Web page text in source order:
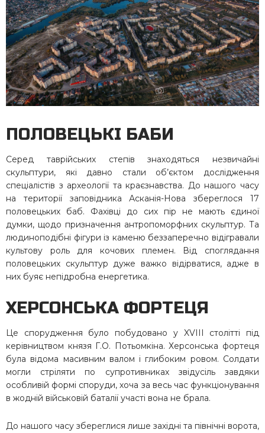
ПОЛОВЕЦЬКІ БАБИ
Серед таврійських степів знаходяться незвичайні
скульптури, які давно стали об’єктом дослідження
спеціалістів з археології та краєзнавства. До нашого часу
на території заповідника Асканія-Нова збереглося 17
половецьких баб. Фахівці до сих пір не мають єдиної
думки, щодо призначення антропоморфних скульптур. Та
людиноподібні фігури із каменю беззаперечно відігравали
культову роль для кочових племен. Від споглядання
половецьких скульптур дуже важко відірватися, адже в
них буяє непідробна енергетика.
ХЕРСОНСЬКА ФОРТЕЦЯ
Це спорудження було побудовано у XVIII столітті під
керівництвом князя Г.О. Потьомкіна. Херсонська фортеця
була відома масивним валом і глибоким ровом. Солдати
могли стріляти по супротивниках звідусіль завдяки
особливій формі споруди, хоча за весь час функціонування
в жодній військовій баталії участі вона не брала.
До нашого часу збереглися лише західні та північні ворота,